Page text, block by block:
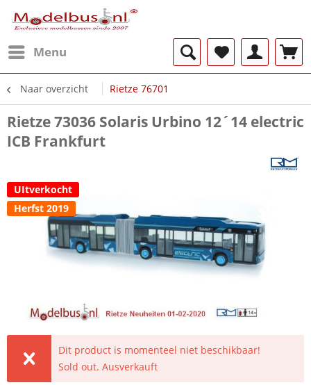
Menu
Naar overzicht Rietze 76701
Rietze 73036 Solaris Urbino 12´14 electric
ICB Frankfurt
UItverkocht
Herfst 2019
Dit product is momenteel niet beschikbaar!
Sold out. Ausverkauft